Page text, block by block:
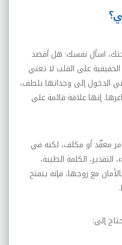
اسأل نفسك: هل أقصد
على القلب لا تعني
الدخول إلى وجدانها بلطف،
إنها علاقة قائمة على
معقّد أو مكلف، لكنه في
الكلمة الطيبة،
مع زوجها، فإنه ينفتح
إلى: